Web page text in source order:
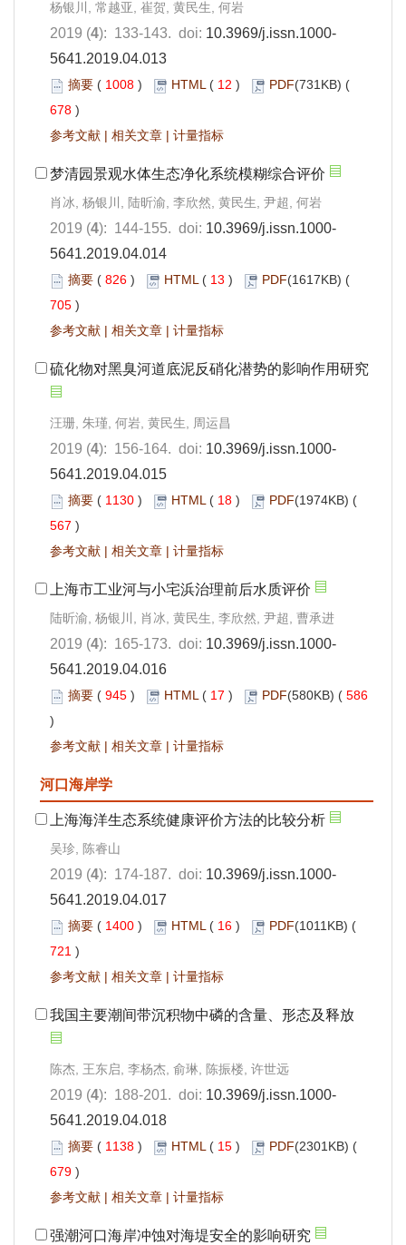
杨银川, 常越亚, 崔贺, 黄民生, 何岩
2019 (4): 133-143. doi: 10.3969/j.issn.1000-
5641.2019.04.013
摘要 ( 1008 ) HTML( 12 ) PDF(731KB) (
678 )
参考文献 | 相关文章 | 计量指标
梦清园景观水体生态净化系统模糊综合评价
肖冰, 杨银川, 陆昕渝, 李欣然, 黄民生, 尹超, 何岩
2019 (4): 144-155. doi: 10.3969/j.issn.1000-
5641.2019.04.014
摘要 ( 826 ) HTML( 13 ) PDF(1617KB) (
705 )
参考文献 | 相关文章 | 计量指标
硫化物对黑臭河道底泥反硝化潜势的影响作用研究
汪珊, 朱瑾, 何岩, 黄民生, 周运昌
2019 (4): 156-164. doi: 10.3969/j.issn.1000-
5641.2019.04.015
摘要 ( 1130 ) HTML( 18 ) PDF(1974KB) (
567 )
参考文献 | 相关文章 | 计量指标
上海市工业河与小宅浜治理前后水质评价
陆昕渝, 杨银川, 肖冰, 黄民生, 李欣然, 尹超, 曹承进
2019 (4): 165-173. doi: 10.3969/j.issn.1000-
5641.2019.04.016
摘要 ( 945 ) HTML( 17 ) PDF(580KB) ( 586
)
参考文献 | 相关文章 | 计量指标
河口海岸学
上海海洋生态系统健康评价方法的比较分析
吴珍, 陈睿山
2019 (4): 174-187. doi: 10.3969/j.issn.1000-
5641.2019.04.017
摘要 ( 1400 ) HTML( 16 ) PDF(1011KB) (
721 )
参考文献 | 相关文章 | 计量指标
我国主要潮间带沉积物中磷的含量、形态及释放
陈杰, 王东启, 李杨杰, 俞琳, 陈振楼, 许世远
2019 (4): 188-201. doi: 10.3969/j.issn.1000-
5641.2019.04.018
摘要 ( 1138 ) HTML( 15 ) PDF(2301KB) (
679 )
参考文献 | 相关文章 | 计量指标
强潮河口海岸冲蚀对海堤安全的影响研究